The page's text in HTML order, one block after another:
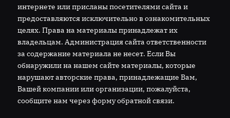
интернете или присланы посетителями сайта и
предоставляются исключительно в ознакомительных
целях. Права на материалы принадлежат их
владельцам. Администрация сайта ответственности
за содержание материала не несет. Если Вы
обнаружили на нашем сайте материалы, которые
нарушают авторские права, принадлежащие Вам,
Вашей компании или организации, пожалуйста,
сообщите нам через форму обратной связи.